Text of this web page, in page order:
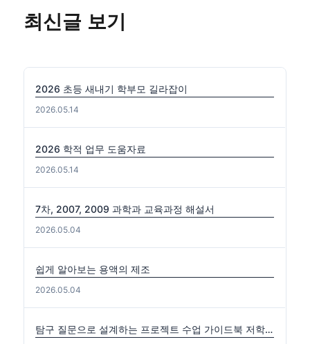
최신글 보기
2026 초등 새내기 학부모 길라잡이
2026.05.14
2026 학적 업무 도움자료
2026.05.14
7차, 2007, 2009 과학과 교육과정 해설서
2026.05.04
쉽게 알아보는 용액의 제조
2026.05.04
탐구 질문으로 설계하는 프로젝트 수업 가이드북 저학년편. 중·고학년편